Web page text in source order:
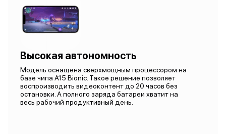
Высокая автономность
Модель оснащена сверхмощным процессором на
базе чипа A15 Bionic. Такое решение позволяет
воспроизводить видеоконтент до 20 часов без
остановки. А полного заряда батареи хватит на
весь рабочий продуктивный день.